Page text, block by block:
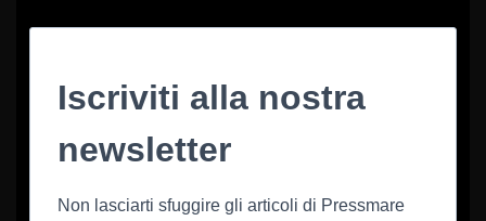
Iscriviti alla nostra
newsletter
Non lasciarti sfuggire gli articoli di Pressmare